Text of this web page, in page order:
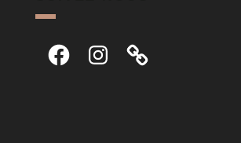
FacebookInstagram